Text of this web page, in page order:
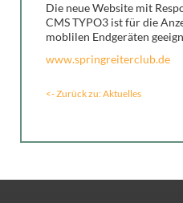
Die neue Website mit
CMS TYPO3 ist für die
moblilen Endgeräten
www.springreiterclub.de
<- Zurück zu: Aktuelles